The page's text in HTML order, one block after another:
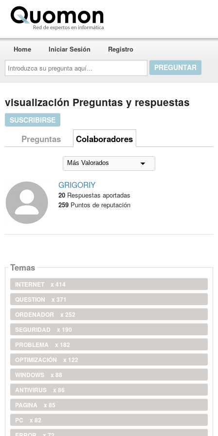
Introduzca
su
pregunta
aquí...
Home Iniciar Sesión Registro
visualización Preguntas y respuestas
SUSCRIBIRSE
Preguntas Colaboradores
GRIGORIY
20 Respuestas aportadas
259Puntos de reputación
Temas
INTERNET
x 414
QUESTION
x 371
ORDENADOR
x 252
SEGURIDAD
x 190
PROBLEMA
x 182
OPTIMIZACIÓN
x 122
WINDOWS
x 88
ANTIVIRUS
x 86
PAGINA
x 85
PC
x 82